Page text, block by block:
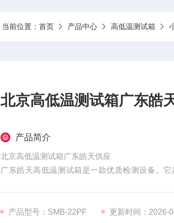
当前位置： 首页 产品中心 高低温测试箱
北京高低温测试箱广东皓
产品简介
北京高低温测试箱广东皓天供应
广东皓天高低温测试箱是一款优质检测设备。
境下的性能。
产品型号：SMB-22PF 更新时间：2026-